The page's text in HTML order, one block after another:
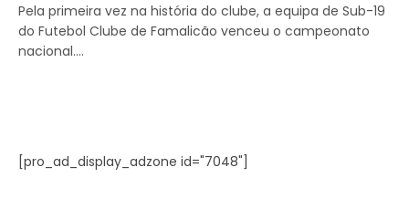
Pela primeira vez na história do clube, a equipa de Sub-19
do Futebol Clube de Famalicão venceu o campeonato
nacional.…
[pro_ad_display_adzone id="7048"]